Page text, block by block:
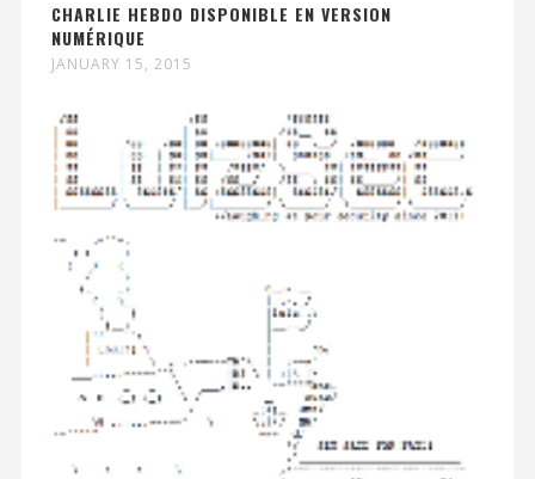
CHARLIE HEBDO DISPONIBLE EN VERSION
NUMÉRIQUE
JANUARY 15, 2015